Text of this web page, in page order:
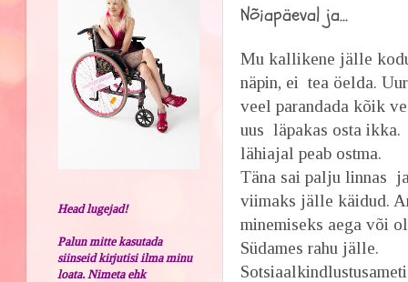
Nõiapäeval ja...
Mu kallikene jälle
näpin, ei tea öelda.
veel parandada kõik
uus läpakas osta ikka.
lähiajal peab ostma.
Täna sai palju linnas
viimaks jälle käidud.
minemiseks aega või
Südames rahu jälle.
Head lugejad!
Palun mitte kasutada
siinseid kirjutisi ilma minu
loata. Nimeta ehk